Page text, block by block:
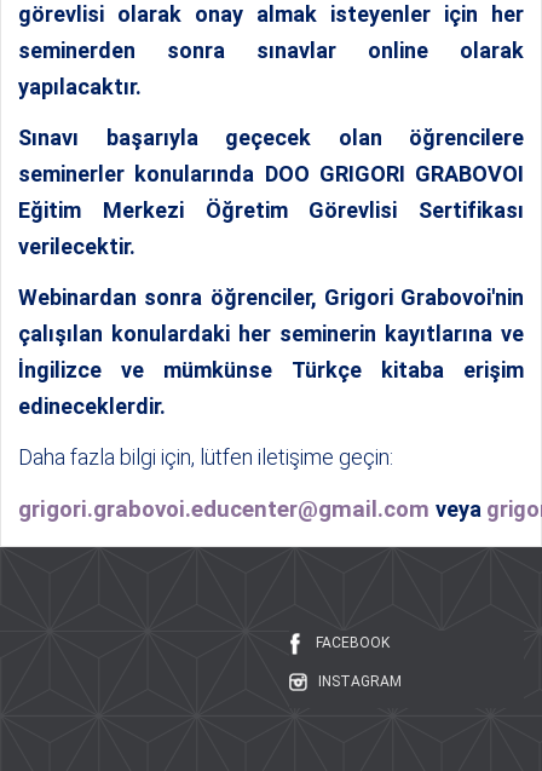
görevlisi olarak onay almak isteyenler için her
seminerden sonra sınavlar online olarak
yapılacaktır.
Sınavı başarıyla geçecek olan öğrencilere
seminerler konularında DOO GRIGORI GRABOVOI
Eğitim Merkezi Öğretim Görevlisi Sertifikası
verilecektir.
Webinardan sonra öğrenciler, Grigori Grabovoi'nin
çalışılan konulardaki her seminerin kayıtlarına ve
İngilizce ve mümkünse Türkçe kitaba erişim
edineceklerdir.
Daha fazla bilgi için, lütfen iletişime geçin:
grigori.grabovoi.educenter@gmail.com veya
FACEBOOK
INSTAGRAM